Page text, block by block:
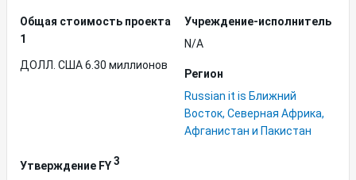
Общая стоимость проекта
1
ДОЛЛ. США 6.30 миллионов
Учреждение-исполнитель
N/A
Регион
Russian it is Ближний
Восток, Северная Африка,
Афганистан и Пакистан
Утверждение FY3